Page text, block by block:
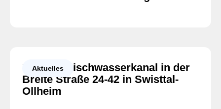
Aktuelles
Neubau Mischwasserkanal in der
Breite Straße 24-42 in Swisttal-
Ollheim